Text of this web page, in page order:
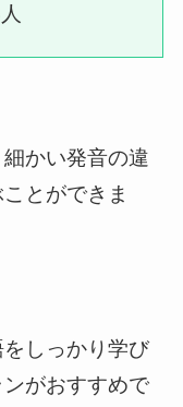
かい発音の違
とができま
しっかり学び
がおすすめで